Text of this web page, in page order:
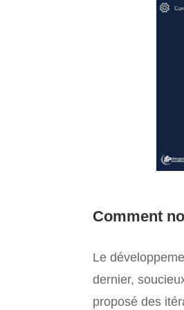
Comment
Le
dernier,
proposé des